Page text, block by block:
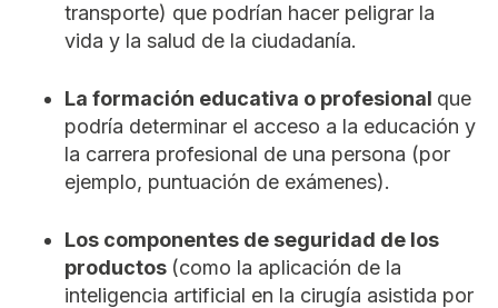
transporte) que podrían hacer peligrar la
vida y la salud de la ciudadanía.
La formación educativa o profesional que
podría determinar el acceso a la educación y
la carrera profesional de una persona (por
ejemplo, puntuación de exámenes).
Los componentes de seguridad de los
productos (como la aplicación de la
inteligencia artificial en la cirugía asistida por